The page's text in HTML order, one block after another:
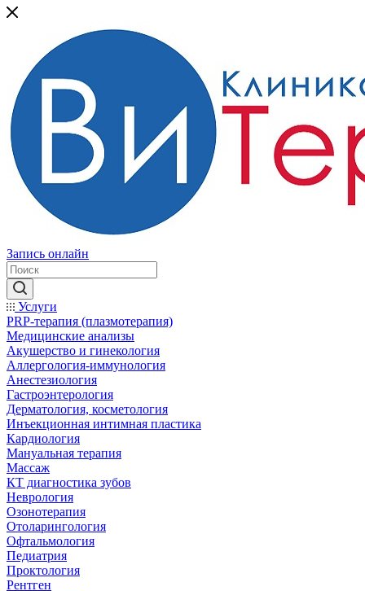
Запись онлайн
Услуги
PRP-терапия (плазмотерапия)
Медицинские анализы
Акушерство и гинекология
Аллергология-иммунология
Анестезиология
Гастроэнтерология
Дерматология, косметология
Инъекционная интимная пластика
Кардиология
Мануальная терапия
Массаж
КТ диагностика зубов
Неврология
Озонотерапия
Отоларингология
Офтальмология
Педиатрия
Проктология
Рентген